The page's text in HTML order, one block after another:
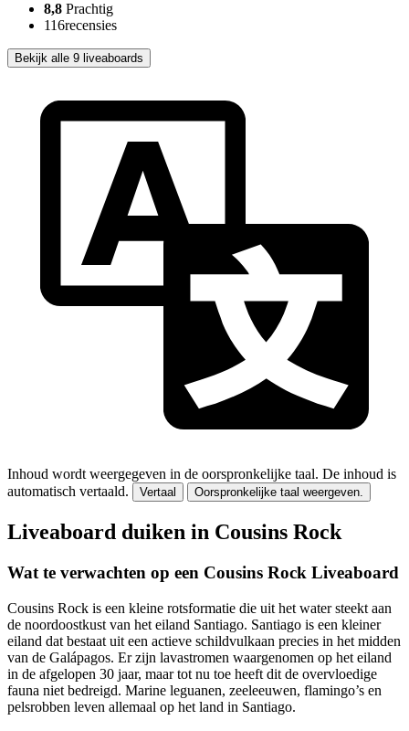
8,8 Prachtig
116recensies
Bekijk alle 9 liveaboards
Inhoud wordt weergegeven in de oorspronkelijke taal. De inhoud is
automatisch vertaald.
Vertaal Oorspronkelijke taal weergeven.
Liveaboard duiken in Cousins Rock
Wat te verwachten op een Cousins Rock Liveaboard
Cousins Rock is een kleine rotsformatie die uit het water steekt aan
de noordoostkust van het eiland Santiago. Santiago is een kleiner
eiland dat bestaat uit een actieve schildvulkaan precies in het midden
van de Galápagos. Er zijn lavastromen waargenomen op het eiland
in de afgelopen 30 jaar, maar tot nu toe heeft dit de overvloedige
fauna niet bedreigd. Marine leguanen, zeeleeuwen, flamingo’s en
pelsrobben leven allemaal op het land in Santiago.